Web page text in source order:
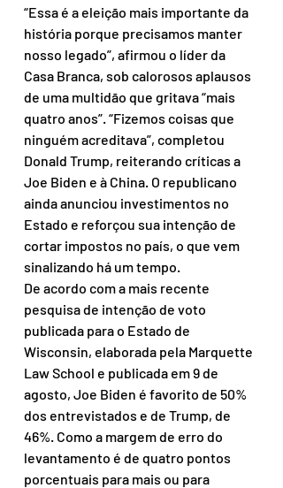
“Essa é a eleição mais importante da
história porque precisamos manter
nosso legado”, afirmou o líder da
Casa Branca, sob calorosos aplausos
de uma multidão que gritava “mais
quatro anos”. “Fizemos coisas que
ninguém acreditava”, completou
Donald Trump, reiterando críticas a
Joe Biden e à China. O republicano
ainda anunciou investimentos no
Estado e reforçou sua intenção de
cortar impostos no país, o que vem
sinalizando há um tempo.
De acordo com a mais recente
pesquisa de intenção de voto
publicada para o Estado de
Wisconsin, elaborada pela Marquette
Law School e publicada em 9 de
agosto, Joe Biden é favorito de 50%
dos entrevistados e de Trump, de
46%. Como a margem de erro do
levantamento é de quatro pontos
porcentuais para mais ou para